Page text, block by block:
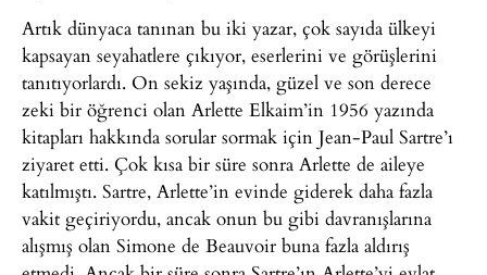
Artık dünyaca tanınan bu iki yazar, çok sayıda ülkeyi
kapsayan seyahatlere çıkıyor, eserlerini ve görüşlerini
tanıtıyorlardı. On sekiz yaşında, güzel ve son derece
zeki bir öğrenci olan Arlette Elkaim’in 1956 yazında
kitapları hakkında sorular sormak için Jean-Paul Sartre’ı
ziyaret etti. Çok kısa bir süre sonra Arlette de aileye
katılmıştı. Sartre, Arlette’in evinde giderek daha fazla
vakit geçiriyordu, ancak onun bu gibi davranışlarına
alışmış olan Simone de Beauvoir buna fazla aldırış